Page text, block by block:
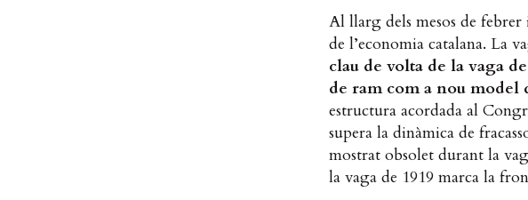
Al llarg dels mesos de febrer
de l’economia catalana. La
clau de volta de la vaga
de ram com a nou model
estructura acordada al
supera la dinàmica de
mostrat obsolet durant la
la vaga de 1919 marca la